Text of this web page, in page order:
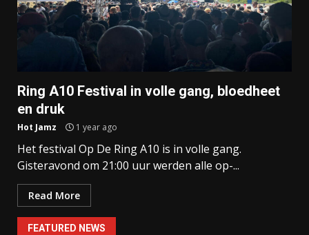
Ring A10 Festival in volle gang, bloedheet
en druk
Hot Jamz 1 year ago
Het festival Op De Ring A10 is in volle gang.
Gisteravond om 21:00 uur werden alle op-...
Read More
FEATURED NEWS